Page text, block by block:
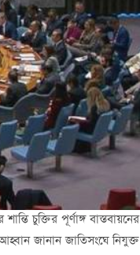
চুক্তির পূর্ণাঙ্গ বাস্তবায়নের
জানান জাতিসংঘে নিযুক্ত